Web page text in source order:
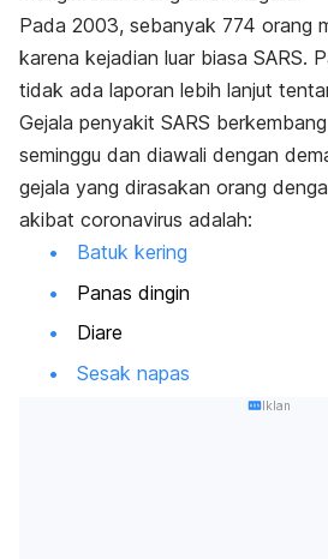
Pada 2003, sebanyak 774 orang
karena kejadian luar biasa SARS.
tidak ada laporan lebih lanjut
Gejala penyakit SARS
seminggu dan diawali dengan
gejala yang dirasakan orang
akibat coronavirus adalah:
Batuk kering
Panas dingin
Diare
Sesak napas
Iklan